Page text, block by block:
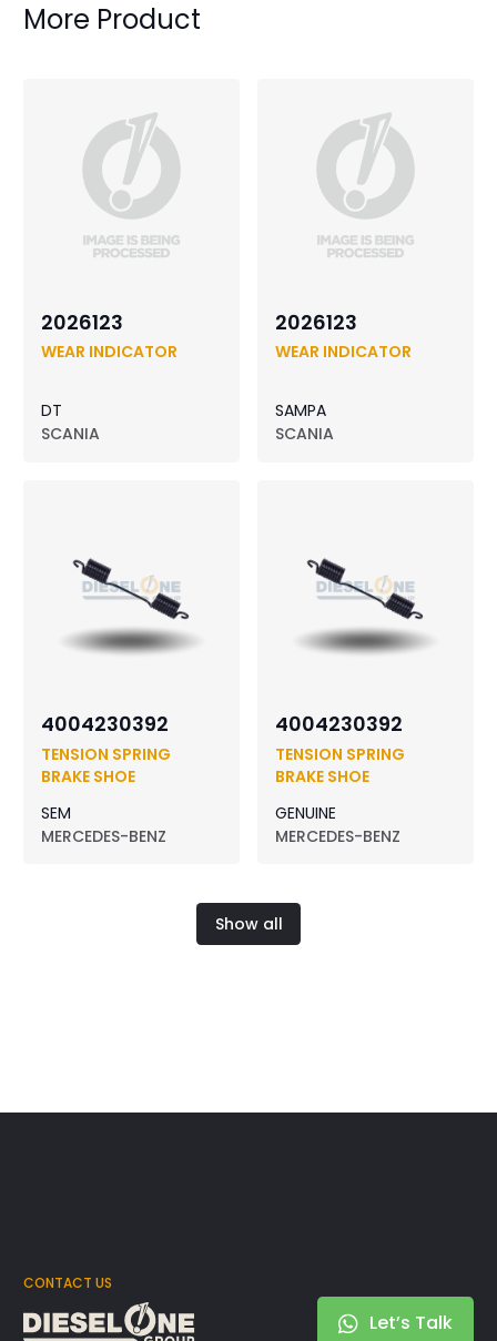
More Product
2026123
WEAR INDICATOR
DT
SCANIA
2026123
WEAR INDICATOR
SAMPA
SCANIA
4004230392
TENSION SPRING
BRAKE SHOE
SEM
MERCEDES-BENZ
4004230392
TENSION SPRING
BRAKE SHOE
GENUINE
MERCEDES-BENZ
Show all
CONTACT US
Let’s Talk